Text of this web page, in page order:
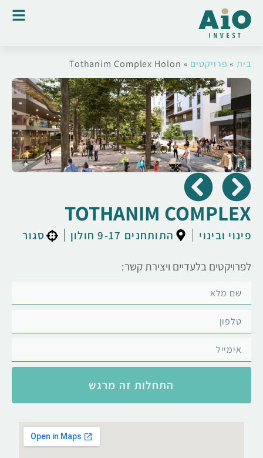
TOTHANIM COMPLEX
פינוי ובינוי התותחנים 9-17 חולון סגור
לפרויקטים בלעדיים ויצירת קשר:
התחלות זה מרגש
בית» פרויקטים »
Tothanim Complex Holon